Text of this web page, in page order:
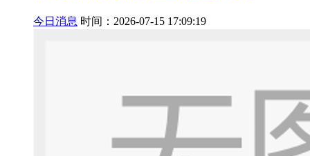
今日消息 时间：2026-07-15 17:09:19